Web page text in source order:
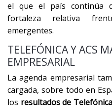
el que el país continúa
fortaleza relativa
emergentes.
TELEFÓNICA Y ACS
EMPRESARIAL
La agenda empresarial
cargada, sobre todo en
los resultados de